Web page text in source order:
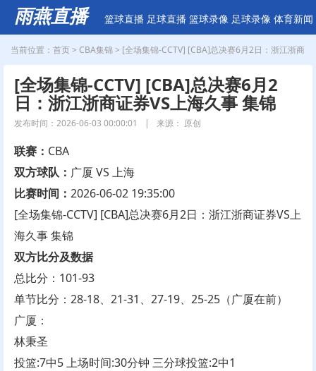
雨燕直播 篮球直播 足球直播 篮球录像 足球录像 体育新闻
当前位置： 首页> CBA集锦> [全场集锦-CCTV] [CBA]总决赛6月2日：浙江浙商
证券VS上海久事 集锦
[全场集锦-CCTV] [CBA]总决赛6月2
日：浙江浙商证券VS上海久事 集锦
发布时间：2026-06-03 00:00:01 | 来源： 原创
联赛： CBA
双方球队： 广厦 VS 上海
比赛时间： 2026-06-02 19:35:00
[全场集锦-CCTV] [CBA]总决赛6月2日：浙江浙商证券VS上
海久事 集锦
双方比分及数据
总比分：101-93
单节比分：28-18、21-31、27-19、25-25（广厦在前）
广厦：
林秉圣
投篮:7中5 上场时间:30分钟 三分球投篮:2中1